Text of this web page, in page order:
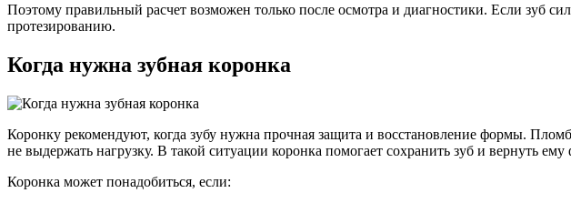
Поэтому правильный расчет возможен только после осмотра и диагностики. Если зуб
протезированию.
Когда нужна зубная коронка
Коронку рекомендуют, когда зубу нужна прочная защита и восстановление формы.
не выдержать нагрузку. В такой ситуации коронка помогает сохранить зуб и вернуть
Коронка может понадобиться, если: